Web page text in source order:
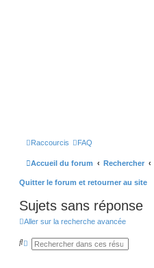
Raccourcis FAQ
Accueil du forum Rechercher
Quitter le forum et retourner au site
Sujets sans réponse
Aller sur la recherche avancée
R R